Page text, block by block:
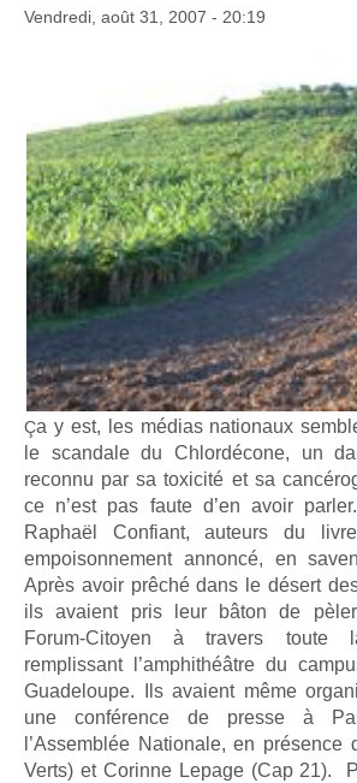
Vendredi, août 31, 2007 - 20:19
Ça y est, les médias nationaux
le scandale du Chlordécone, un
reconnu par sa toxicité et sa
ce n’est pas faute d’en avoir
Raphaël Confiant, auteurs du
empoisonnement annoncé, en
Après avoir prêché dans le désert
ils avaient pris leur bâton de
Forum-Citoyen à travers toute
remplissant l’amphithéâtre du
Guadeloupe. Ils avaient même
une conférence de presse à
l’Assemblée Nationale, en présence
Verts) et Corinne Lepage (Cap 21).